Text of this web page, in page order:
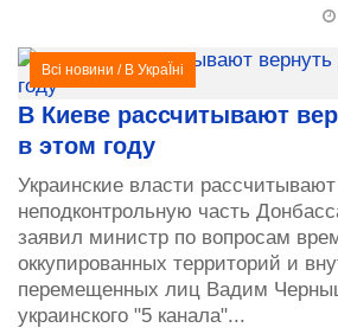
Всі новини / В УкраЇні
В Киеве рассчитывают
в этом году
Украинские власти рассчитывают
неподконтрольную часть
заявил министр по вопросам
оккупированных территорий и
перемещенных лиц Вадим
украинского "5 канала"...